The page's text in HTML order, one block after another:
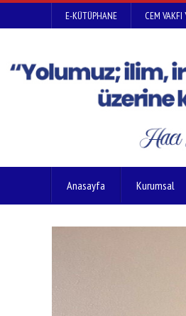
E-KÜTÜPHANE CEM VAKFI
Anasayfa Kurumsal